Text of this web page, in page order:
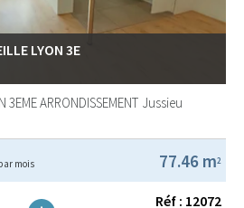
LYON 3E
3EME ARRONDISSEMENT Jussieu
77.46 m2
mois
Réf : 12072